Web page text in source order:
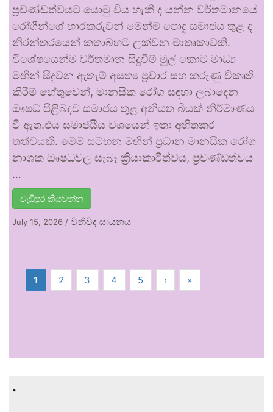
ප්‍රචණ්ඩත්වයට යොමු විය හැකි ද යන්න වර්තමානයේ
රෝගීන්ගේ භාරකරුවන් මෙන්ම පොදු සමාජය තුළ ද
නිරන්තරයෙන් කතාබහට ලක්වන මාතෘකාවකි.
විශේෂයෙන්ම වර්තමාන සිදුවීම් මුල් කොට මාධ්‍ය
මඟින් සිදුවන ඇතැම් අසත්‍ය ප්‍රචාර සහ කරුණු විකෘති
කිරීම් හේතුවෙන්, මානසික රෝග සඳහා ලබාදෙන
ඖෂධ පිළිබඳව සමාජය තුළ අනියත බියක් නිර්මාණය
වී ඇත.එය සමාජයීය වශයෙන් ඉතා අහිතකර
තත්වයකි. මෙම සටහන මඟින් ප්‍රධාන මානසික රෝග
නාශක ඖෂධවල සැබෑ ක්‍රියාකාරීත්වය, ප්‍රචණ්ඩත්වය
…
වැඩිපුර කියවන්න
July 15, 2026 / විනිවිද සායනය
1 2 3 4 5 › »
.